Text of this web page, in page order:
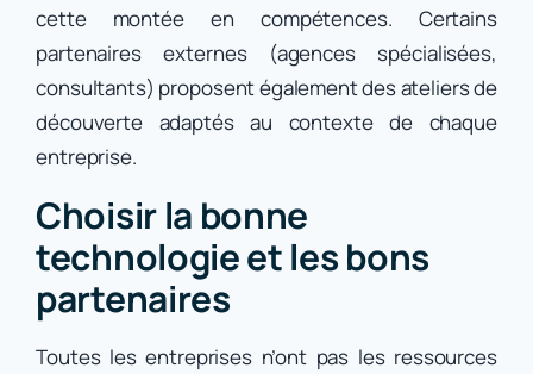
cette montée en compétences. Certains
partenaires externes (agences spécialisées,
consultants) proposent également des ateliers de
découverte adaptés au contexte de chaque
entreprise.
Choisir la bonne
technologie et les bons
partenaires
Toutes les entreprises n’ont pas les ressources